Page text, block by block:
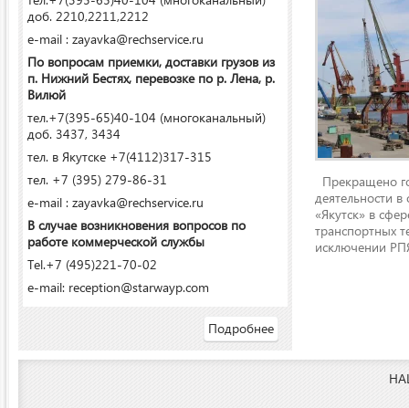
доб. 2210,2211,2212
e-mail : zayavka@rechservice.ru
По вопросам приемки, доставки грузов из
п. Нижний Бестях, перевозке по р. Лена, р.
Вилюй
тел.+7(395-65)40-104 (многоканальный)
доб. 3437, 3434
тел. в Якутске +7(4112)317-315
тел. +7 (395) 279-86-31
e-mail : zayavka@rechservice.ru
В случае возникновения вопросов по
работе коммерческой службы
Tel.+7 (495)221-70-02
e-mail: reception@starwayp.com
Подробнее
Прекращено
деятельности
«Якутск» в
транспортных
исключении